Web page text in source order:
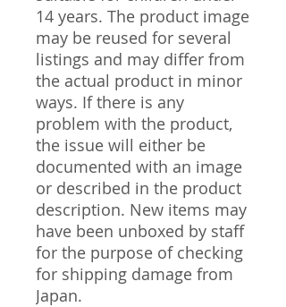
14 years. The product image
may be reused for several
listings and may differ from
the actual product in minor
ways. If there is any
problem with the product,
the issue will either be
documented with an image
or described in the product
description. New items may
have been unboxed by staff
for the purpose of checking
for shipping damage from
Japan.